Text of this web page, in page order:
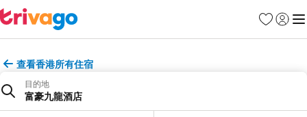
收藏夾
登入 選
查看香港所有住宿
目的地
富豪九龍酒店